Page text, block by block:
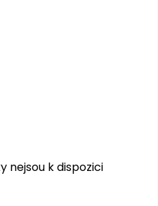
nejsou k dispozici